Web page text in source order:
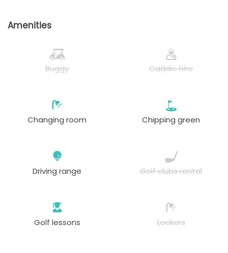
Amenities
Buggy Caddie hire
Changing room Chipping green
Driving range Golf clubs rental
Golf lessons Lockers